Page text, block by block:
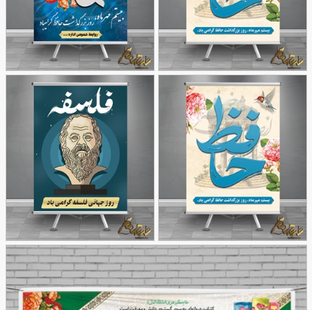
طرح
بنر روز بزرگداشت حافظ
طرح استند
روز بزرگداشت حافظ
طرح
بنر روز بزرگداشت حافظ
86
طرح بنر روز جهانی فلسفه
62